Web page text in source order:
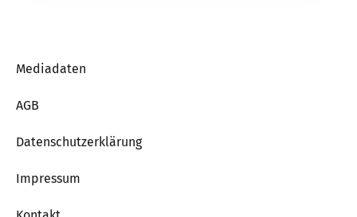
Mediadaten
AGB
Datenschutzerklärung
Impressum